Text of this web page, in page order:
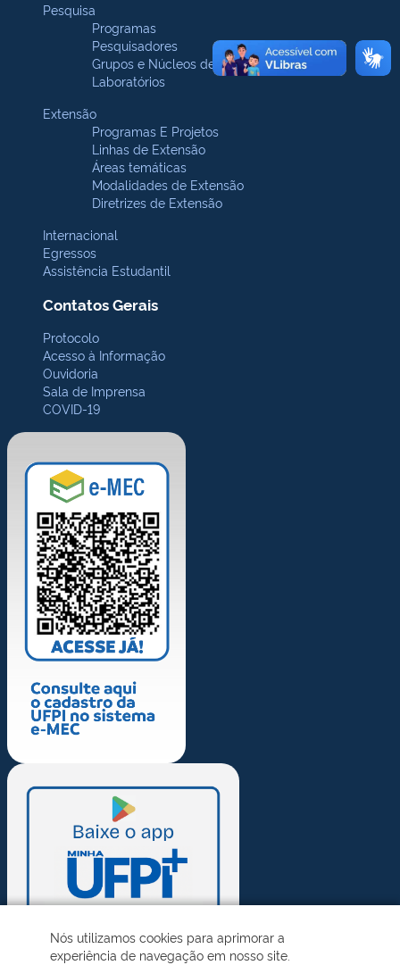
Pesquisa
Programas
Pesquisadores
Grupos e Núcleos de pesquisa
Laboratórios
Extensão
Programas E Projetos
Linhas de Extensão
Áreas temáticas
Modalidades de Extensão
Diretrizes de Extensão
Internacional
Egressos
Assistência Estudantil
Contatos Gerais
Protocolo
Acesso à Informação
Ouvidoria
Sala de Imprensa
COVID-19
Nós utilizamos cookies para aprimorar a
experiência de navegação em nosso site.